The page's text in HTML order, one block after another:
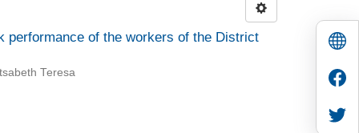
of the workers of the District
Teresa